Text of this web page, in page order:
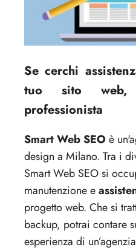
Se cerchi
tuo sito
professionista
Smart Web SEOè
design a Milano. Tra i
Smart Web SEO si
manutenzione e
progetto web. Che si
backup, potrai contare
esperienza di